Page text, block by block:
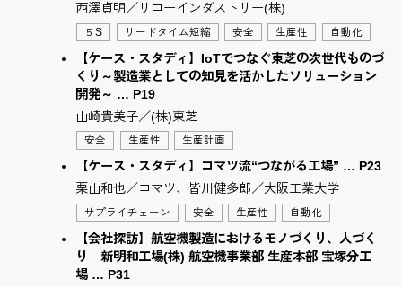
西澤貞明／リコーインダストリー(株)
５S リードタイム短縮 安全 生産性 自動化
【ケース・スタディ】IoTでつなぐ東芝の次世代ものづ
くり～製造業としての知見を活かしたソリューション
開発～ … P19
山崎貴美子／(株)東芝
安全 生産性 生産計画
【ケース・スタディ】コマツ流“つながる工場” … P23
栗山和也／コマツ、皆川健多郎／大阪工業大学
サプライチェーン 安全 生産性 自動化
【会社探訪】航空機製造におけるモノづくり、人づく
り 新明和工場(株) 航空機事業部 生産本部 宝塚分工
場 … P31